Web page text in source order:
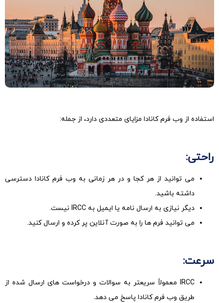
استفاده از وب فرم کانادا مزایای متعددی دارد، از جمله:
راحتی:
می توانید از هر کجا و در هر زمانی به وب فرم کانادا دسترسی
داشته باشید.
دیگر نیازی به ارسال نامه یا ایمیل به IRCC نیست.
می توانید فرم ها را به صورت آنلاین پر کرده و ارسال کنید.
سرعت:
IRCC معمولاً سریعتر به سوالات و درخواست های ارسال شده از
طریق وب فرم کانادا پاسخ می دهد.